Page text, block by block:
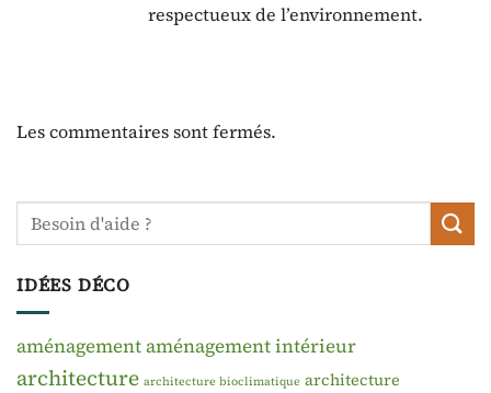
respectueux de l’environnement.
Les commentaires sont fermés.
IDÉES DÉCO
aménagementaménagement intérieur
architecture architecture bioclimatique architecture